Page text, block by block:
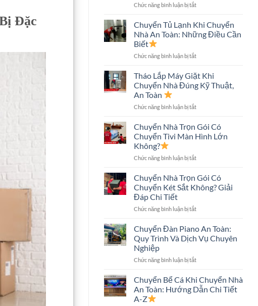
Đặc
An
Tiết
Kiệm
Chi
Chức năng bình luận bị tắtở
Nhà
Nhà
Phố
Toàn:
Trình
Những
Cần
Chuyển Tủ Lạnh Khi Chuyển
Nhà An Toàn: Những Điều Cần
Biết
Chức năng bình luận bị tắtở
Tủ
Lạnh
Khi
Nhà
Toàn:
Điều
Biết
Tháo Lắp Máy Giặt Khi
Chuyển Nhà Đúng Kỹ Thuật,
An Toàn
Chức năng bình luận bị tắtở
Lắp
Máy
Giặt
Chuyển
Đúng
Thuật,
Toàn
Chuyển Nhà Trọn Gói Có
Chuyển Tivi Màn Hình Lớn
Không?
Chức năng bình luận bị tắtở
Nhà
Trọn
Gói
Chuyển
Màn
Lớn
Chuyển Nhà Trọn Gói Có
Chuyển Két Sắt Không? Giải
Đáp Chi Tiết
Chức năng bình luận bị tắtở
Nhà
Trọn
Gói
Chuyển
Sắt
Không?
Giải
Chuyển Đàn Piano An Toàn:
Quy Trình Và Dịch Vụ Chuyên
Nghiệp
Chức năng bình luận bị tắtở
Đàn
Piano
An
Chuyển Bể Cá Khi Chuyển Nhà
An Toàn: Hướng Dẫn Chi Tiết
A-Z